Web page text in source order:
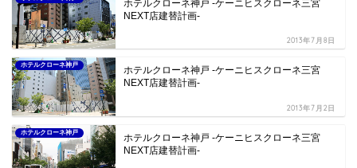
ホテルクローネ神戸 -ケーニヒスクローネ三宮
NEXT店建替計画-
2013年7月8日
ホテルクローネ神戸
ホテルクローネ神戸 -ケーニヒスクローネ三宮
NEXT店建替計画-
2013年7月2日
ホテルクローネ神戸
ホテルクローネ神戸 -ケーニヒスクローネ三宮
NEXT店建替計画-